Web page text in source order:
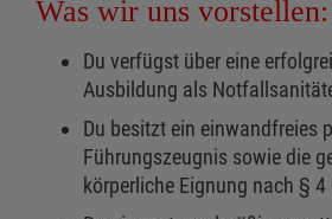
Was wir uns vorstellen:
Du verfügst über eine
Ausbildung als
Du besitzt ein einwandfreies
Führungszeugnis sowie die
körperliche Eignung nach § 4